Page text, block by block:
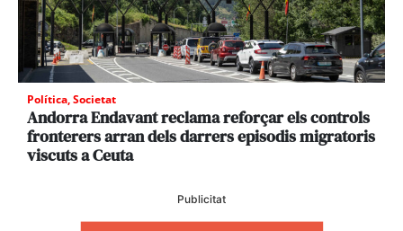
Política,Societat
Andorra Endavant reclama reforçar els controls
fronterers arran dels darrers episodis migratoris
viscuts a Ceuta
Publicitat